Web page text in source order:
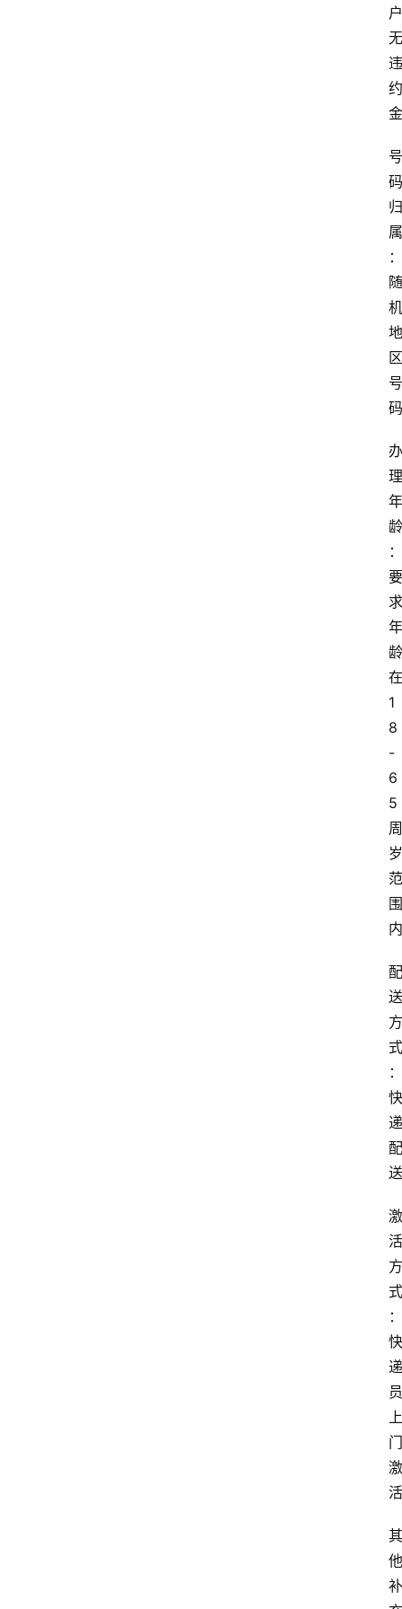
户
无
违
约
金
号
码
归
属
：
随
机
地
区
号
码
办
理
年
龄
：
要
求
年
龄
在
1
8
-
6
5
周
岁
范
围
内
配
送
方
式
：
快
递
配
送
激
活
方
式
：
快
递
员
上
门
激
活
其
他
补